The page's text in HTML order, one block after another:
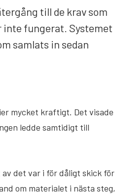
till de krav som
inte fungerat. Systemet
samlats in sedan
mycket kraftigt. Det visade
ledde samtidigt till
det var i för dåligt skick för
om materialet i nästa steg,